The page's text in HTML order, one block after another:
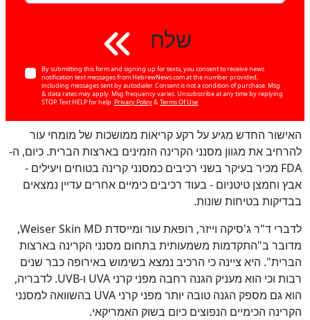
שלח
By submitting this form and signing up for texts, you consent to receive news
notification text messages from HebrewNews.com at the number provided,
including messages sent by autodialer. Consent is not a condition of purchase. Msg
& data rates may apply. Msg frequency varies. Unsubscribe at any time by replying
STOP. Text HELP for help. Privacy Policy& Terms Of Use
האישור החדש מגיע על רקע קריאות ממושכות של מומחי עור
להרחיב את מגוון מסנני הקרינה הזמינים בארצות הברית. כיום, ה-
FDA מכיר בעיקר בשני רכיבים כמסנני קרינה בטוחים ויעילים -
אבץ וחמצן טיטניום - בעוד רכיבים כימיים אחרים עדיין נמצאים
בבדיקות בטיחות שונות.
לדברי ד"ר ג'סיקה וייזר, רופאת עור ומייסדת Weiser Skin MD,
מדובר ב"התקדמות משמעותית בתחום מסנני הקרינה בארצות
הברית". היא ציינה כי הרכיב נמצא בשימוש באירופה כבר שנים
רבות וכי הוא מעניק הגנה רחבה מפני קרני UVA ו-UVB. לדבריה,
הוא גם מספק הגנה טובה יותר מפני קרני UVA בהשוואה למסנני
הקרינה הכימיים הנפוצים כיום בשוק האמריקאי.
100%כן